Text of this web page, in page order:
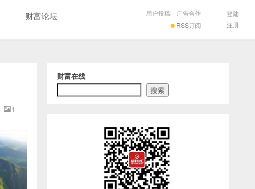
财富论坛
RSS订阅
用户投稿| 广告合作
登陆
注册
1
财富在线
搜索